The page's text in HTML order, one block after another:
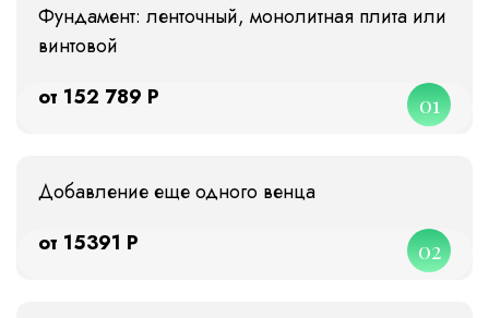
Фундамент: ленточный, монолитная плита или
винтовой
от 152 789 Р
01
Добавление еще одного венца
от 15391 Р
02